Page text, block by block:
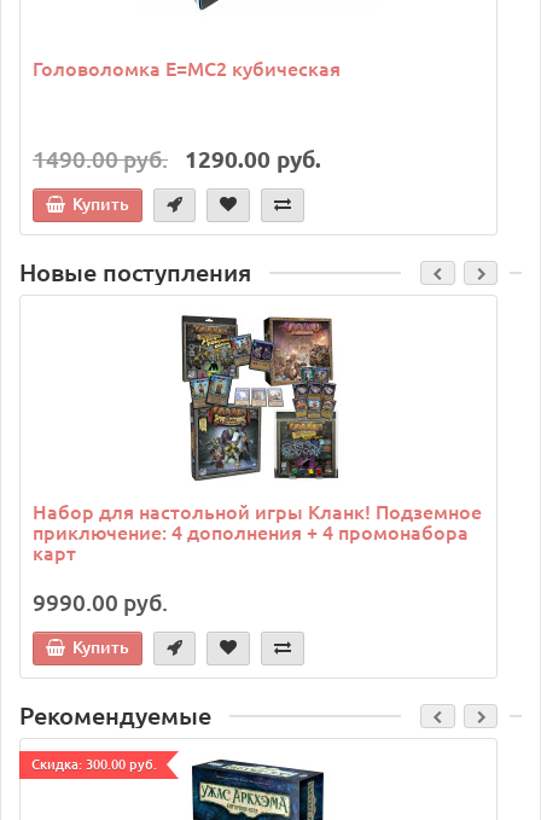
Головоломка E=MC2 кубическая
1490.00 руб. 1290.00 руб.
Купить
Новые поступления
Набор для настольной игры Кланк! Подземное
приключение: 4 дополнения + 4 промонабора
карт
9990.00 руб.
Купить
Рекомендуемые
Cкидка: 300.00 руб.